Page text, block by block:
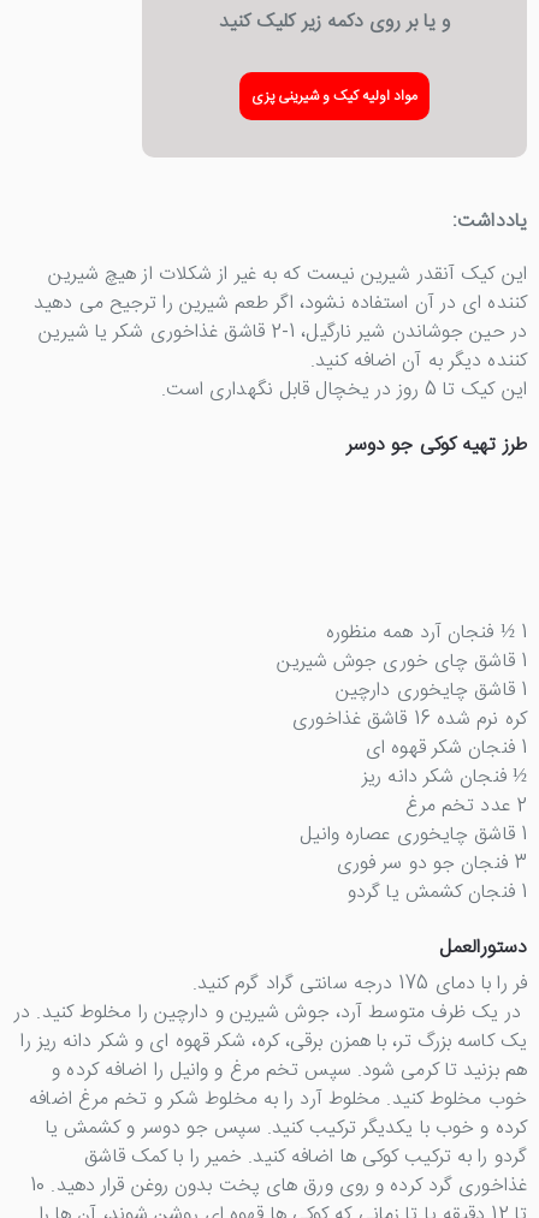
و یا بر روی دکمه زیر کلیک کنید
مواد اولیه کیک و شیرینی پزی
یادداشت:
این کیک آنقدر شیرین نیست که به غیر از شکلات از هیچ شیرین
کننده ای در آن استفاده نشود، اگر طعم شیرین را ترجیح می دهید
در حین جوشاندن شیر نارگیل، 1-2 قاشق غذاخوری شکر یا شیرین
کننده دیگر به آن اضافه کنید.
این کیک تا 5 روز در یخچال قابل نگهداری است.
طرز تهیه کوکی جو دوسر
1 ½ فنجان آرد همه منظوره
1 قاشق چای خوری جوش شیرین
1 قاشق چایخوری دارچین
کره نرم شده 16 قاشق غذاخوری
1 فنجان شکر قهوه ای
½ فنجان شکر دانه ریز
2 عدد تخم مرغ
1 قاشق چایخوری عصاره وانیل
3 فنجان جو دو سر فوری
1 فنجان کشمش یا گردو
دستورالعمل
فر را با دمای 175 درجه سانتی گراد گرم کنید.
در یک ظرف متوسط آرد، جوش شیرین و دارچین را مخلوط کنید. در
یک کاسه بزرگ تر، با همزن برقی، کره، شکر قهوه ای و شکر دانه ریز را
هم بزنید تا کرمی شود. سپس تخم مرغ و وانیل را اضافه کرده و
خوب مخلوط کنید. مخلوط آرد را به مخلوط شکر و تخم مرغ اضافه
کرده و خوب با یکدیگر ترکیب کنید. سپس جو دوسر و کشمش یا
گردو را به ترکیب کوکی ها اضافه کنید. خمیر را با کمک قاشق
غذاخوری گرد کرده و روی ورق های پخت بدون روغن قرار دهید. 10